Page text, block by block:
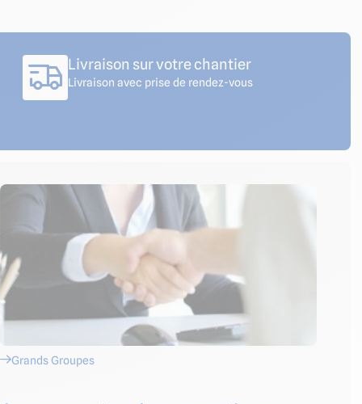
Livraison sur votre chantier
Livraison avec prise de rendez-vous
Grands Groupes